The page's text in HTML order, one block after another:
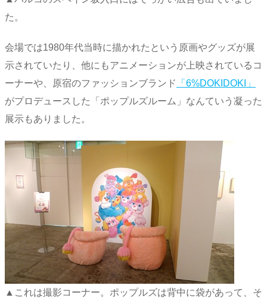
た。
会場では1980年代当時に描かれたという原画やグッズが展
示されていたり、他にもアニメーションが上映されているコ
ーナーや、原宿のファッションブランド
「6%DOKIDOKI」
がプロデュースした「ポップルズルーム」なんていう凝った
展示もありました。
▲これは撮影コーナー。ポップルズは背中に袋があって、そ